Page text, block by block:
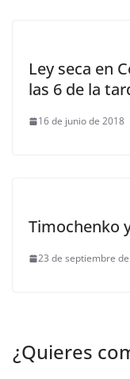
Ley seca en
las 6 de la
16 de junio de 2018
Timochenko
23 de septiembre
¿Quieres